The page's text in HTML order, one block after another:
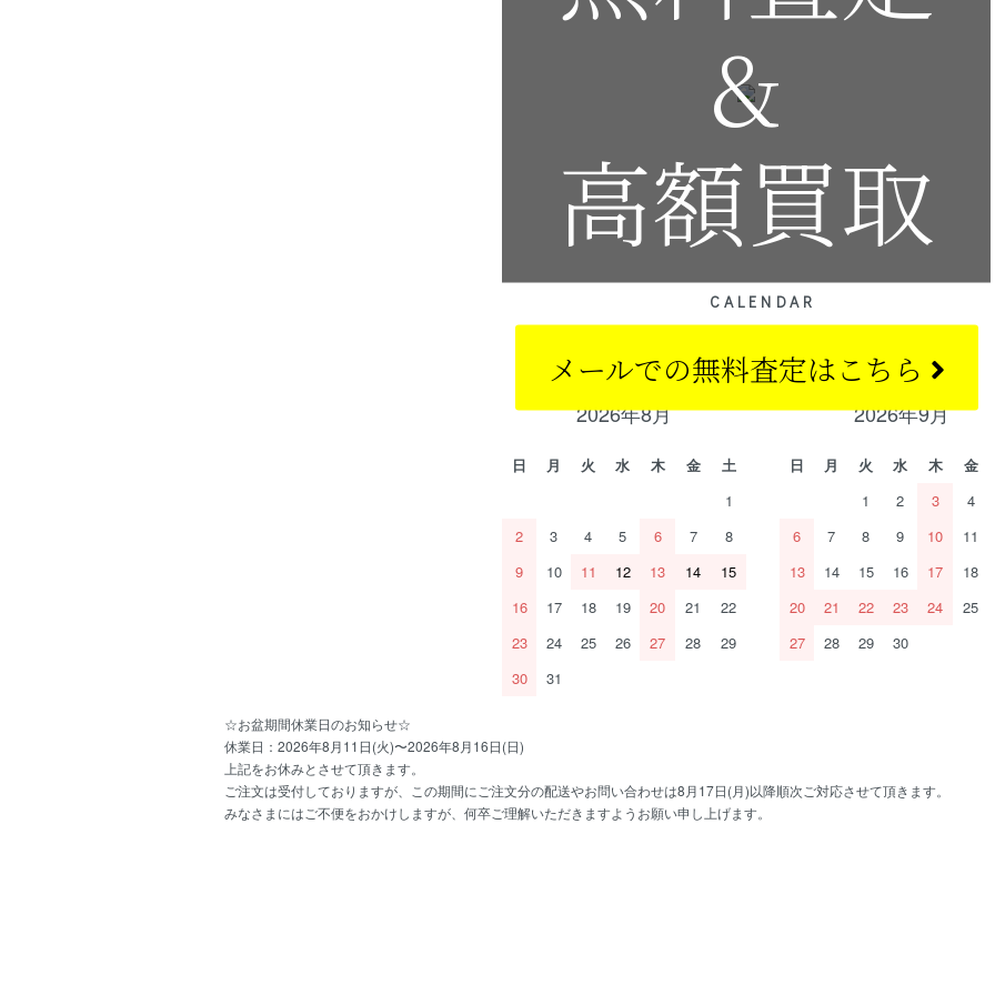
&
高額買取
メールでの無料査定はこちら
CALENDAR
2026年8月
日 月 火 水 木 金
土
1
2
3 4 5 6 7
8
9
10 11 12 13 14
15
16
17 18 19 20 21
22
23
24 25 26 27 28
29
30
31
2026年9月
日 月 火 水 木
金
1
2 3
4
6
7 8 9 10
11
13
14 15 16 17
18
20
21 22 23 24
25
27
28 29 30
☆お盆期間休業日のお知らせ☆
休業日：2026年8月11日(火)〜2026年8月16日(日)
上記をお休みとさせて頂きます。
ご注文は受付しておりますが、この期間にご注文分の配送やお問い合わせは8月17日(月)以降順次ご対応させて頂きます。
みなさまにはご不便をおかけしますが、何卒ご理解いただきますようお願い申し上げます。